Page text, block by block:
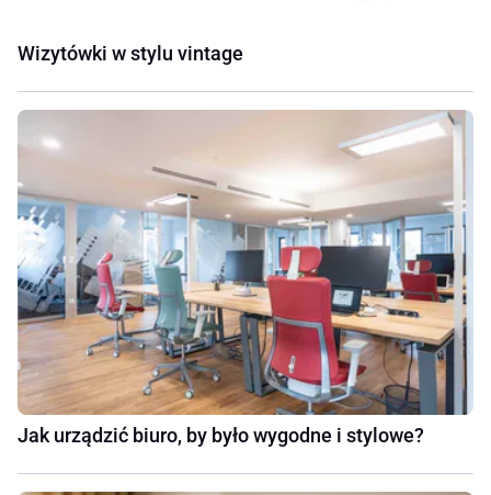
Wizytówki w stylu vintage
Jak urządzić biuro, by było wygodne i stylowe?